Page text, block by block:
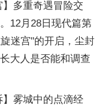
多重奇遇冒险交
12月28日现代篇第
迷宫"的开启，尘封
大人是否能和调查
雾城中的点滴经